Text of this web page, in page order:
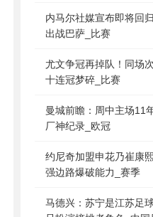
内马尔社媒宣布即将回
出战巴萨_比赛
尤文争冠再掉队！同场
十连冠梦碎_比赛
曼城前瞻：周中主场11
厂神纪录_欧冠
约尼奇加盟申花乃崔康
强边路爆破能力_赛季
马德兴：苏宁是江苏足